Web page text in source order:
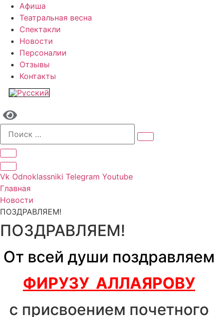
Афиша
Театральная весна
Спектакли
Новости
Персоналии
Отзывы
Контакты
Vk Odnoklassniki Telegram Youtube
Главная
Новости
ПОЗДРАВЛЯЕМ!
ПОЗДРАВЛЯЕМ!
От всей души поздравляем
ФИРУЗУ АЛЛАЯРОВУ
с присвоением почетного